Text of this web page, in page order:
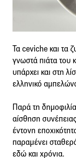
Τα ceviche και τα
γνωστά πιάτα του
υπάρχει και στη
ελληνικό
Παρά τη δημοφιλία
αίσθηση
έντονη
παραμένει
εδώ και χρόνια.